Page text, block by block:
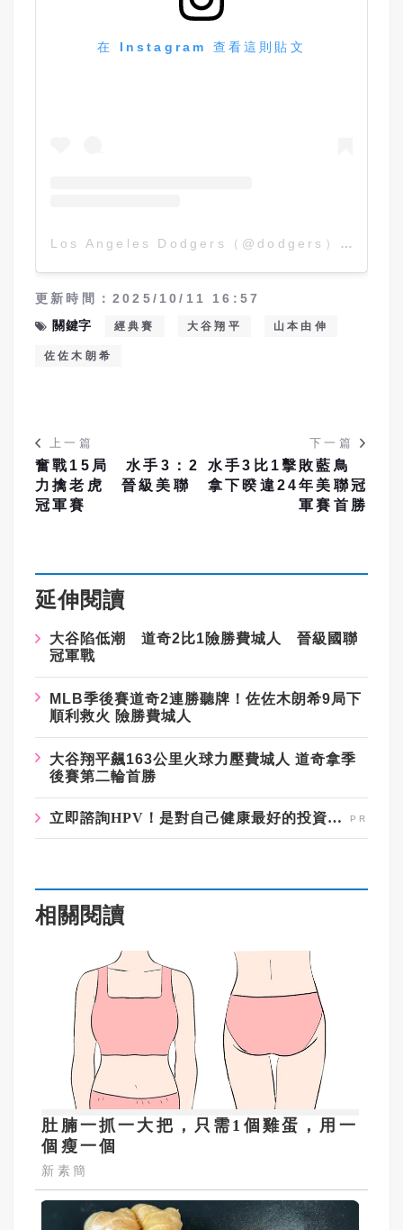
在 Instagram 查看這則貼文
Los Angeles Dodgers（@dodgers）分享的貼文
更新時間：2025/10/11 16:57
關鍵字
經典賽 大谷翔平 山本由伸
佐佐木朗希
上一篇
奮戰15局 水手3：2
力擒老虎 晉級美聯
冠軍賽
下一篇
水手3比1擊敗藍鳥
拿下暌違24年美聯冠
軍賽首勝
延伸閱讀
大谷陷低潮 道奇2比1險勝費城人 晉級國聯
冠軍戰
MLB季後賽道奇2連勝聽牌！佐佐木朗希9局下
順利救火 險勝費城人
大谷翔平飆163公里火球力壓費城人 道奇拿季
後賽第二輪首勝
立即諮詢HPV！是對自己健康最好的投資，把握現在不嫌晚！
相關閱讀
肚腩一抓一大把，只需1個雞蛋，用一
個瘦一個
新素簡